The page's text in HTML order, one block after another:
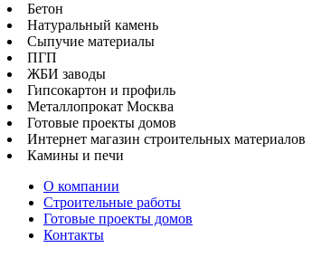
Бетон
Натуральный камень
Сыпучие материалы
ПГП
ЖБИ заводы
Гипсокартон и профиль
Металлопрокат Москва
Готовые проекты домов
Интернет магазин строительных материалов
Камины и печи
О компании
Строительные работы
Готовые проекты домов
Контакты